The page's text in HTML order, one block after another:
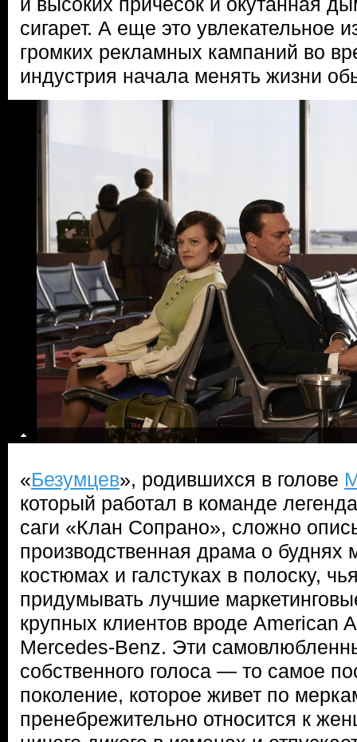
сигарет. А еще это увлекательное
громких рекламных кампаний во
индустрия начала менять жизни
«Безумцев», родившихся в голове
который работал в команде
саги «Клан Сопрано», сложно
производственная драма о буднях
костюмах и галстуках в полоску,
придумывать лучшие
крупных клиентов вроде American
Mercedes-Benz. Эти
собственного голоса — то самое
поколение, которое живет по
пренебрежительно относится к